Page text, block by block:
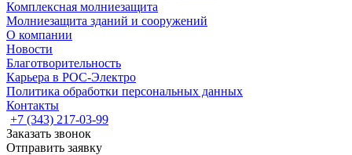
Комплексная молниезащита
Молниезащита зданий и сооружений
О компании
Новости
Благотворительность
Карьера в РОС-Электро
Политика обработки персональных данных
Контакты
+7 (343) 217-03-99
Заказать звонок
Отправить заявку